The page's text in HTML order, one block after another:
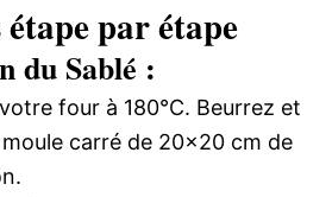
par étape
du Sablé :
four à 180°C. Beurrez et
carré de 20×20 cm de